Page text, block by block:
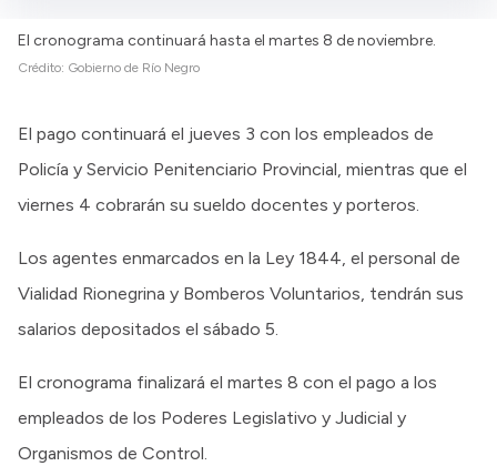
El cronograma continuará hasta el martes 8 de noviembre.
Crédito: Gobierno de Río Negro
El pago continuará el jueves 3 con los empleados de
Policía y Servicio Penitenciario Provincial, mientras que el
viernes 4 cobrarán su sueldo docentes y porteros.
Los agentes enmarcados en la Ley 1844, el personal de
Vialidad Rionegrina y Bomberos Voluntarios, tendrán sus
salarios depositados el sábado 5.
El cronograma finalizará el martes 8 con el pago a los
empleados de los Poderes Legislativo y Judicial y
Organismos de Control.